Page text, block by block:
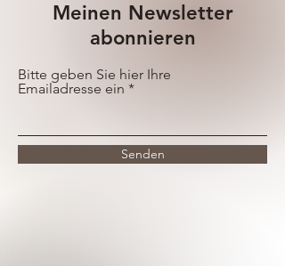
Meinen Newsletter
abonnieren
Bitte geben Sie hier Ihre
Emailadresse ein
Senden